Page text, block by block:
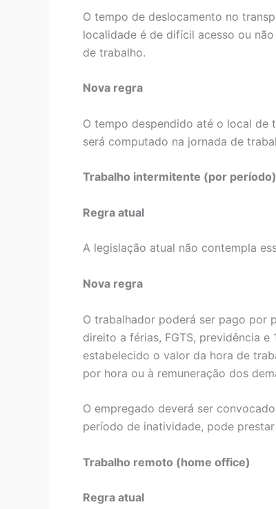
O tempo de deslocamento no
localidade é de difícil acesso ou
de trabalho.
Nova regra
O tempo despendido até o local de
será computado na jornada de
Trabalho intermitente (por período)
Regra atual
A legislação atual não contempla
Nova regra
O trabalhador poderá ser pago por
direito a férias, FGTS, previdência
estabelecido o valor da hora de
por hora ou à remuneração dos
O empregado deverá ser
período de inatividade, pode
Trabalho remoto (home office)
Regra atual